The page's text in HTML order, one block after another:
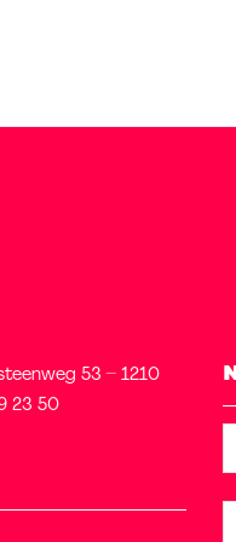
53 – 1210
23 50